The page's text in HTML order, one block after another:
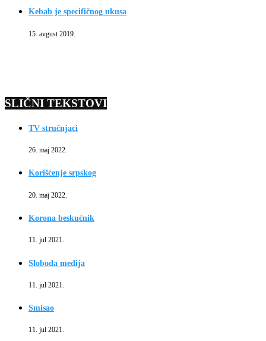
Kebab je specifičnog ukusa
15. avgust 2019.
SLIČNI TEKSTOVI
TV stručnjaci
26. maj 2022.
Korišćenje srpskog
20. maj 2022.
Korona beskućnik
11. jul 2021.
Sloboda medija
11. jul 2021.
Smisao
11. jul 2021.